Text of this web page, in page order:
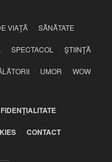
VIAŢĂ SĂNĂTATE
SPECTACOL ŞTIINŢĂ
UMOR WOW
CONTACT